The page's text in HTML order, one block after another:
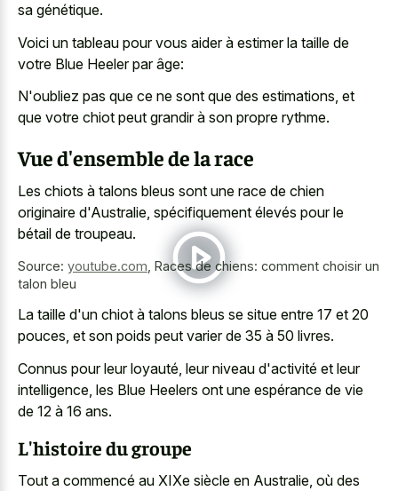
sa génétique.
Voici un tableau pour vous aider à estimer la taille de
votre Blue Heeler par âge:
N'oubliez pas que ce ne sont que des estimations, et
que votre chiot peut grandir à son propre rythme.
Vue d'ensemble de la race
Les chiots à talons bleus sont une race de chien
originaire d'Australie, spécifiquement élevés pour le
bétail de troupeau.
Source: youtube.com Races de chiens: comment choisir un
talon bleu
La taille d'un chiot à talons bleus se situe entre 17 et 20
pouces, et son poids peut varier de 35 à 50 livres.
Connus pour leur loyauté, leur niveau d'activité et leur
intelligence, les Blue Heelers ont une espérance de vie
de 12 à 16 ans.
L'histoire du groupe
Tout a commencé au XIXe siècle en Australie, où des